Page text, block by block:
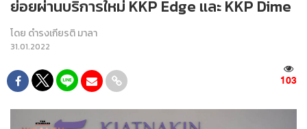
ย่อยผ่านบริการใหม่ KKP Edge และ KKP Dime
โดย ดำรงเกียรติ มาลา
31.01.2022
103